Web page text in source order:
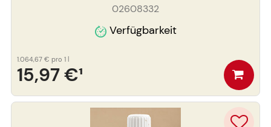
02608332
Verfügbarkeit
15,97 €¹
1.064,67 € pro 1 l